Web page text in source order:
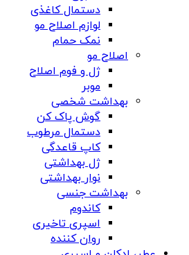
دستمال کاغذی
لوازم اصلاح مو
نمک حمام
اصلاح مو
ژل و فوم اصلاح
موبر
بهداشت شخصی
گوش پاک کن
دستمال مرطوب
کاپ قاعدگی
ژل بهداشتی
نوار بهداشتی
بهداشت جنسی
کاندوم
اسپری تاخیری
روان کننده